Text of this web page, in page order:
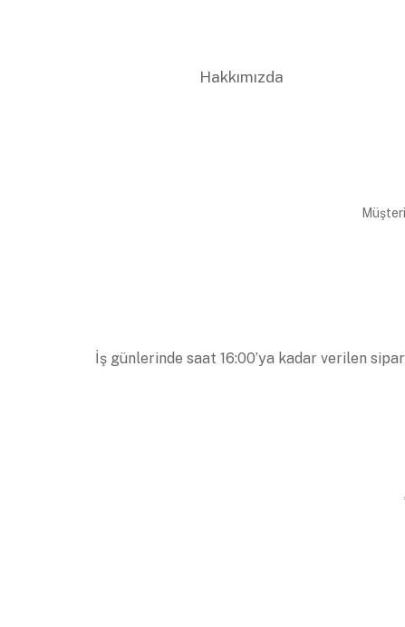
Hakkımızda
İş günlerinde saat 16:00’ya kadar verilen